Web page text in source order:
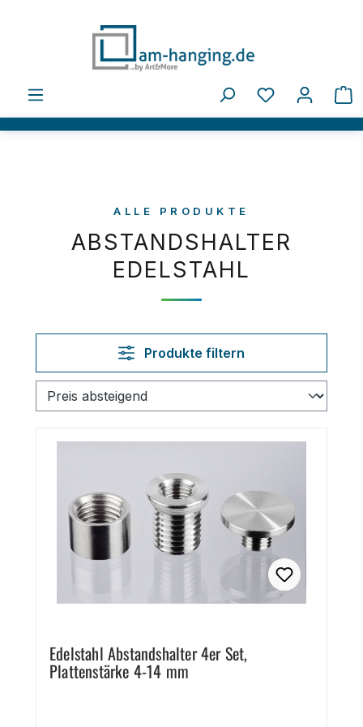
Du hast 0
ALLE PRODUKTE
ABSTANDSHALTER
EDELSTAHL
Produkte filtern
Edelstahl Abstandshalter 4er Set,
Plattenstärke 4-14 mm